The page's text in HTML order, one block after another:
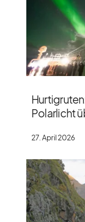
Polarlicht
27. April 2026